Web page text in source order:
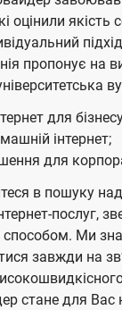
оцінили якість
пропонує на
для
інтернет;
для
в пошуку
послуг,
Ми
завжди на
стане для Вас